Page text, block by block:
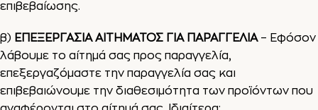
επιβεβαίωσης.
β) ΕΠΕΞΕΡΓΑΣΙΑ ΑΙΤΗΜΑΤΟΣ ΓΙΑ ΠΑΡΑΓΓΕΛΙΑ– Εφόσον
λάβουμε το αίτημά σας προς παραγγελία,
επεξεργαζόμαστε την παραγγελία σας και
επιβεβαιώνουμε την διαθεσιμότητα των προϊόντων που